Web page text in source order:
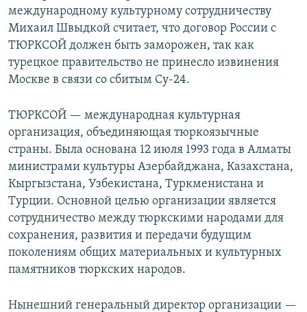
международному культурному сотрудничеству
Михаил Швыдкой считает, что договор России с
ТЮРКСОЙ должен быть заморожен, так как
турецкое правительство не принесло извинения
Москве в связи со сбитым Су-24.
ТЮРКСОЙ — международная культурная
организация, объединяющая тюркоязычные
страны. Была основана 12 июля 1993 года в Алматы
министрами культуры Азербайджана, Казахстана,
Кыргызстана, Узбекистана, Туркменистана и
Турции. Основной целью организации является
сотрудничество между тюркскими народами для
сохранения, развития и передачи будущим
поколениям общих материальных и культурных
памятников тюркских народов.
Нынешний генеральный директор организации —